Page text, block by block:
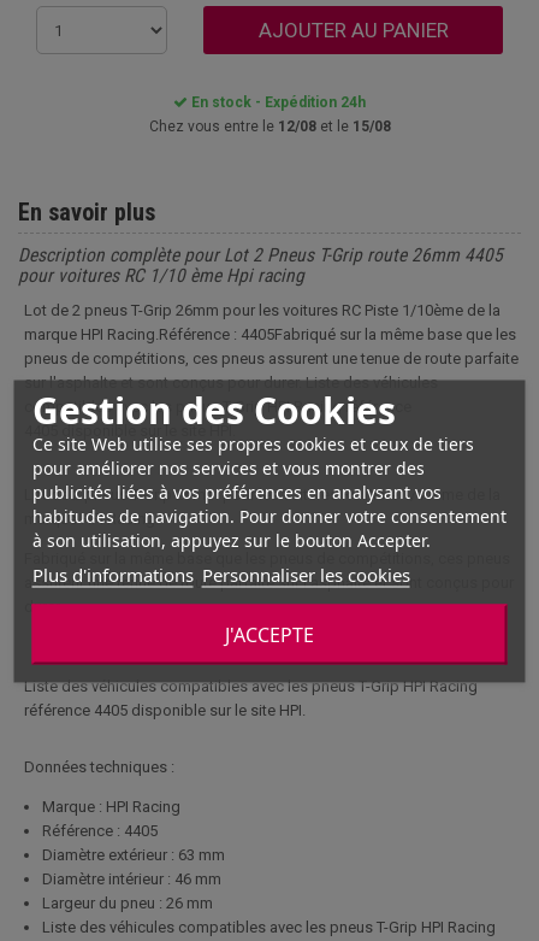
Gestion des Cookies
Ce site Web utilise ses propres cookies et ceux de tiers
pour améliorer nos services et vous montrer des
publicités liées à vos préférences en analysant vos
habitudes de navigation. Pour donner votre consentement
à son utilisation, appuyez sur le bouton Accepter.
Plus d'informations Personnaliser les cookies
J'ACCEPTE
AJOUTER AU PANIER
En stock - Expédition 24h
Chez vous entre le 12/08et le 15/08
En savoir plus
Description complète pour Lot 2 Pneus T-Grip route 26mm 4405
pour voitures RC 1/10 ème Hpi racing
Lot de 2 pneus T-Grip 26mm pour les voitures RC Piste 1/10ème de la
marque HPI Racing.Référence : 4405Fabriqué sur la même base que les
pneus de compétitions, ces pneus assurent une tenue de route parfaite
sur l'asphalte et sont conçus pour durer. Liste des véhicules
compatibles avec les pneus T-Grip HPI Racing référence
Lot de 2 pneus T-Grip 26mm pour les voitures RC Piste 1/10ème de la
marque HPI Racing.
assurent une tenue de route parfaite sur l'asphalte et sont conçus pour
durer.
Liste des véhicules compatibles avec les pneus T-Grip HPI Racing
référence 4405 disponible sur le site HPI.
Données techniques :
Marque : HPI Racing
Référence : 4405
Diamètre extérieur : 63 mm
Diamètre intérieur : 46 mm
Largeur du pneu : 26 mm
Liste des véhicules compatibles avec les pneus T-Grip HPI Racing